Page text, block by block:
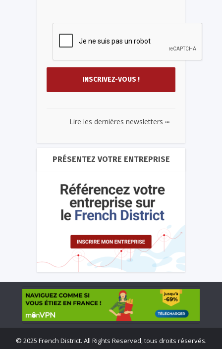
Lire les dernières newsletters ...
PRÉSENTEZ VOTRE ENTREPRISE
© 2025 French District. All Rights Reserved, tous droits réservés.